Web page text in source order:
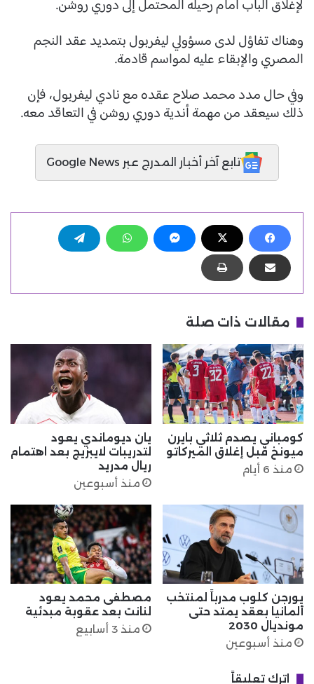
لإغلاق الباب أمام رحيله المحتمل إلى دوري روشن.
وهناك تفاؤل لدى مسؤولي ليفربول بتمديد عقد النجم
المصري والإبقاء عليه لمواسم قادمة.
وفي حال مدد محمد صلاح عقده مع نادي ليفربول، فإن
ذلك سيعقد من مهمة أندية دوري روشن في التعاقد معه.
تابع آخر أخبار المدرج عبر Google News
مقالات ذات صلة
كومباني يصدم ثلاثي بايرن
ميونخ قبل إغلاق الميركاتو
منذ 6 أيام
يان ديوماندي يعود
لتدريبات لايبزيج بعد اهتمام
ريال مدريد
منذ أسبوعين
يورجن كلوب مدرباً لمنتخب
ألمانيا بعقد يمتد حتى
مونديال 2030
منذ أسبوعين
مصطفى محمد يعود
لنانت بعد عقوبة مبدئية
منذ 3 أسابيع
اترك تعليقاً